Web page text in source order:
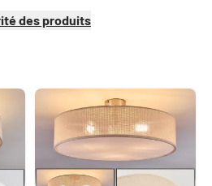
des produits